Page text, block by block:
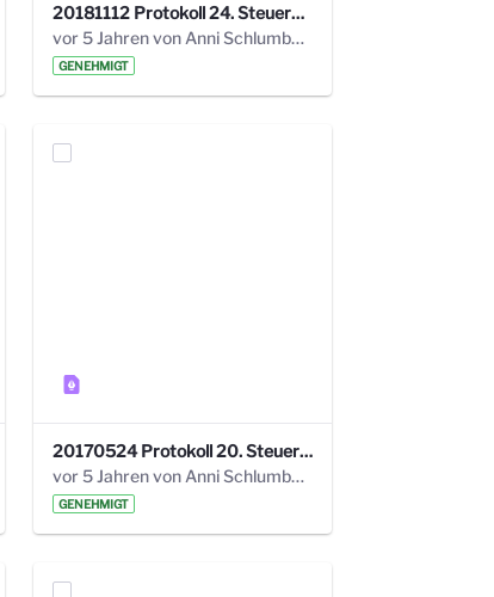
20181112 Protokoll 24. Steuerungskreis.pdf
vor 5 Jahren von Anni Schlumberger
GENEHMIGT
20170524 Protokoll 20. Steuerungskreis.pdf
vor 5 Jahren von Anni Schlumberger
GENEHMIGT